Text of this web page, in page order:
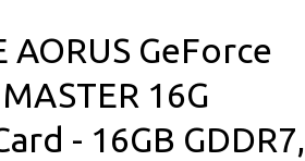
AORUS GeForce
16G
- 16GB GDDR7,